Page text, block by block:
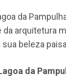
da
da arquitetura
sua beleza
da